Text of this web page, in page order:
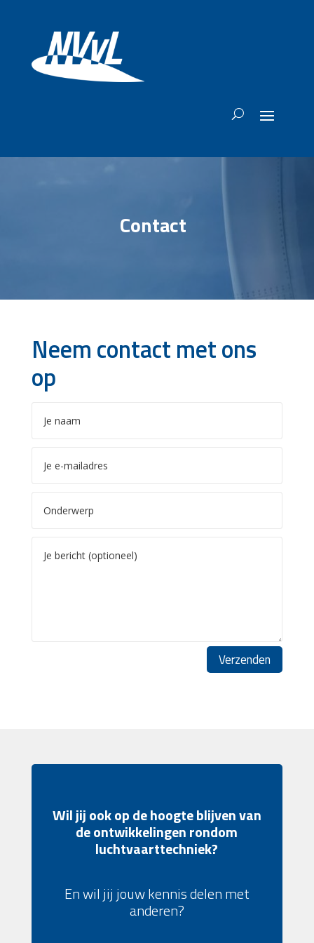
Contact
Neem contact met ons
op
Verzenden
Wil jij ook op de hoogte blijven van
de ontwikkelingen rondom
luchtvaarttechniek?
En wil jij jouw kennis delen met
anderen?